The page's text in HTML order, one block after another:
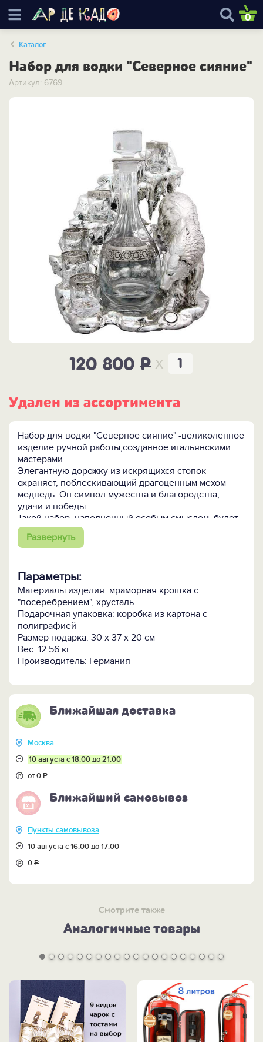
0
Каталог
Набор для водки "Северное сияние"
Артикул: 6769
120 800 P x
Удален из ассортимента
Набор для водки "Северное сияние" -великолепное
изделие ручной работы,созданное итальянскими
мастерами.
Элегантную дорожку из искрящихся стопок
охраняет, поблескивающий драгоценным мехом
медведь. Он символ мужества и благородства,
удачи и победы.
Такой набор, наполненный особым смыслом, будет
достойным подарком, подчеркивающим статус.
В набор входит: графин, объем 0,9 литра. , 6 стопок,
Развернуть
Параметры:
Материалы изделия: мраморная крошка с
"посеребрением", хрусталь
Подарочная упаковка: коробка из картона с
полиграфией
Размер подарка: 30 х 37 х 20 см
Вес: 12.56 кг
Производитель: Германия
Ближайшая доставка
Москва
10 августа с 18:00 до 21:00
от 0Р
Ближайший самовывоз
Пункты самовывоза
10 августа с 16:00 до 17:00
0Р
Смотрите также
Аналогичные товары